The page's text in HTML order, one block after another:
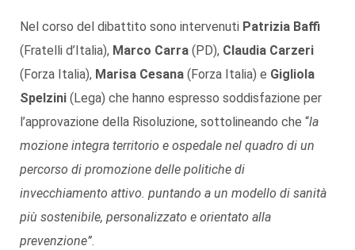
Nel corso del dibattito sono intervenuti Patrizia Baffi
(Fratelli d’Italia), Marco Carra (PD), Claudia Carzeri
(Forza Italia), Marisa Cesana (Forza Italia) e Gigliola
Spelzini (Lega) che hanno espresso soddisfazione per
l’approvazione della Risoluzione, sottolineando che “la
mozione integra territorio e ospedale nel quadro di un
percorso di promozione delle politiche di
invecchiamento attivo. puntando a un modello di sanità
più sostenibile, personalizzato e orientato alla
prevenzione”.